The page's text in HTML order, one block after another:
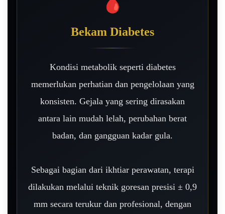
Bekam Diabetes
Kondisi metabolik seperti diabetes
memerlukan perhatian dan pengelolaan yang
konsisten. Gejala yang sering dirasakan
antara lain mudah lelah, perubahan berat
badan, dan gangguan kadar gula.
Sebagai bagian dari ikhtiar perawatan, terapi
dilakukan melalui teknik goresan presisi ± 0,9
mm secara terukur dan profesional, dengan